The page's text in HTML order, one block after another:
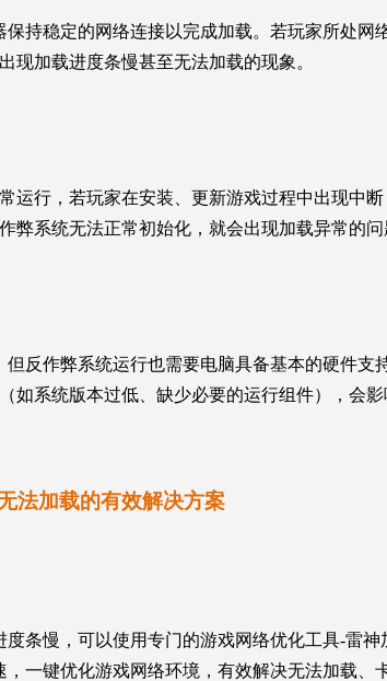
持稳定的网络连接以完成加载。若玩家所处
现加载进度条慢甚至无法加载的现象。
运行，若玩家在安装、更新游戏过程中出现中
弊系统无法正常初始化，就会出现加载异常的问
但反作弊系统运行也需要电脑具备基本的硬件
如系统版本过低、缺少必要的运行组件），会
法加载的有效解决方案
度条慢，可以使用专门的游戏网络优化工具-雷
一键优化游戏网络环境，有效解决无法加载、